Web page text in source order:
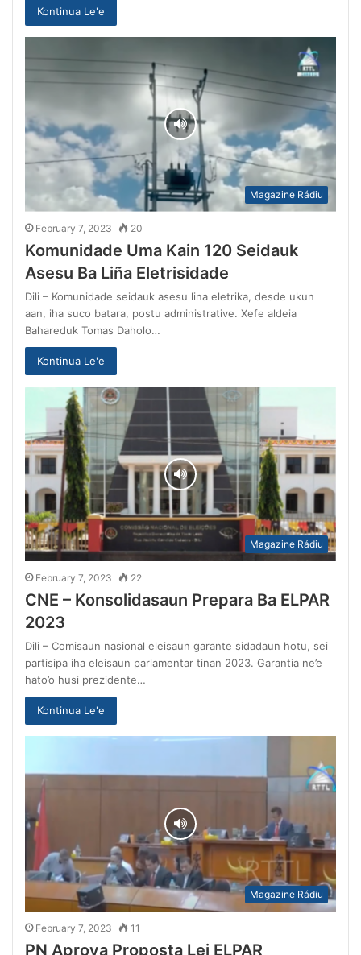
Kontinua Le'e
Magazine Rádiu
February 7, 2023 20
Komunidade Uma Kain 120 Seidauk
Asesu Ba Liña Eletrisidade
Dili – Komunidade seidauk asesu lina eletrika, desde ukun
aan, iha suco batara, postu administrative. Xefe aldeia
Bahareduk Tomas Daholo…
Kontinua Le'e
Magazine Rádiu
February 7, 2023 22
CNE – Konsolidasaun Prepara Ba ELPAR
2023
Dili – Comisaun nasional eleisaun garante sidadaun hotu, sei
partisipa iha eleisaun parlamentar tinan 2023. Garantia ne’e
hato’o husi prezidente…
Kontinua Le'e
Magazine Rádiu
February 7, 2023 11
PN Aprova Proposta Lei ELPAR